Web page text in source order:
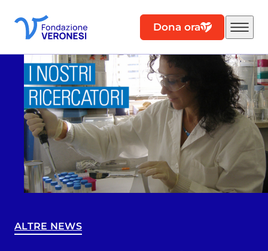
Dona ora
ALTRE NEWS